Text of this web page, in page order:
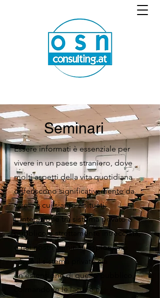
Seminari
Essere informati è essenziale per
vivere in un paese straniero, dove
molti aspetti della vita quotidiana
differiscono significativamente da
quelli a cui siamo abituati.
L'interazione tra sistema privato e
pubblico è strettamente intrecciata,
e nei nostri seminari esploriamo
come il sistema privato sia
un'estensione di quello pubblico,
colmandone le lacune e